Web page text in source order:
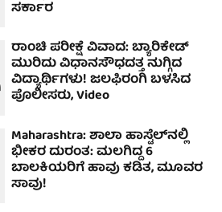
ಸರ್ಕಾರ
ರಾಂಚಿ ಪರೀಕ್ಷೆ ವಿವಾದ: ಬ್ಯಾರಿಕೇಡ್
ಮುರಿದು ವಿಧಾನಸೌಧದತ್ತ ನುಗ್ಗಿದ
ವಿದ್ಯಾರ್ಥಿಗಳು! ಜಲಫಿರಂಗಿ ಬಳಸಿದ
ಪೊಲೀಸರು, Video
Maharashtra: ಶಾಲಾ ಹಾಸ್ಟೆಲ್‌ನಲ್ಲಿ
ಭೀಕರ ದುರಂತ: ಮಲಗಿದ್ದ 6
ಬಾಲಕಿಯರಿಗೆ ಹಾವು ಕಡಿತ, ಮೂವರ
ಸಾವು!